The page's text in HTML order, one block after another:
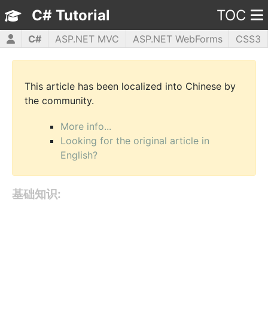
C# Tutorial TOC
C# ASP.NET MVC ASP.NET WebForms
CSS3
HTML5
JavaScript jQuery PHP5 WPF
This article has been localized into Chinese by
the community.
More info...
Looking for the original article in
English?
基础知识: